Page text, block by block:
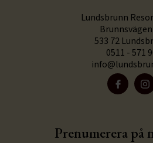
Lundsbrunn
533 72
0511 - 571
Prenumerera på